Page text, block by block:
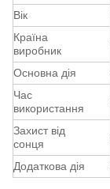
Вік
Країна
виробник
Основна дія
Час
використання
Захист від
сонця
Додаткова дія